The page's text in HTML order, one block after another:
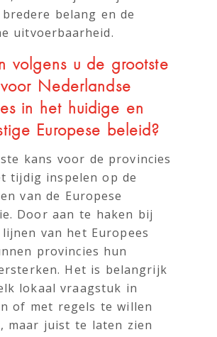
belang en de
uitvoerbaarheid.
volgens u de grootste
Nederlandse
in het huidige en
Europese beleid?
kans voor de provincies
tijdig inspelen op de
van de Europese
Door aan te haken bij
van het Europees
provincies hun
Het is belangrijk
lokaal vraagstuk in
of met regels te willen
maar juist te laten zien